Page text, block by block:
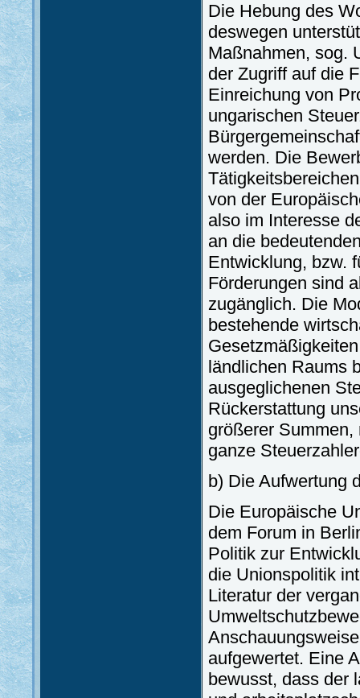
Die Hebung des
deswegen
Maßnahmen, sog.
der Zugriff auf die
Einreichung von
ungarischen
werden. Die
von der
also im Interesse
an die
Entwicklung, bzw.
Förderungen sind
zugänglich. Die
bestehende
ländlichen Raums
ausgeglichenen
Rückerstattung
größerer
ganze
b) Die Aufwertung
Die Europäische
dem Forum in
Politik zur
die Unionspolitik
Literatur der
aufgewertet. Eine
bewusst, dass der